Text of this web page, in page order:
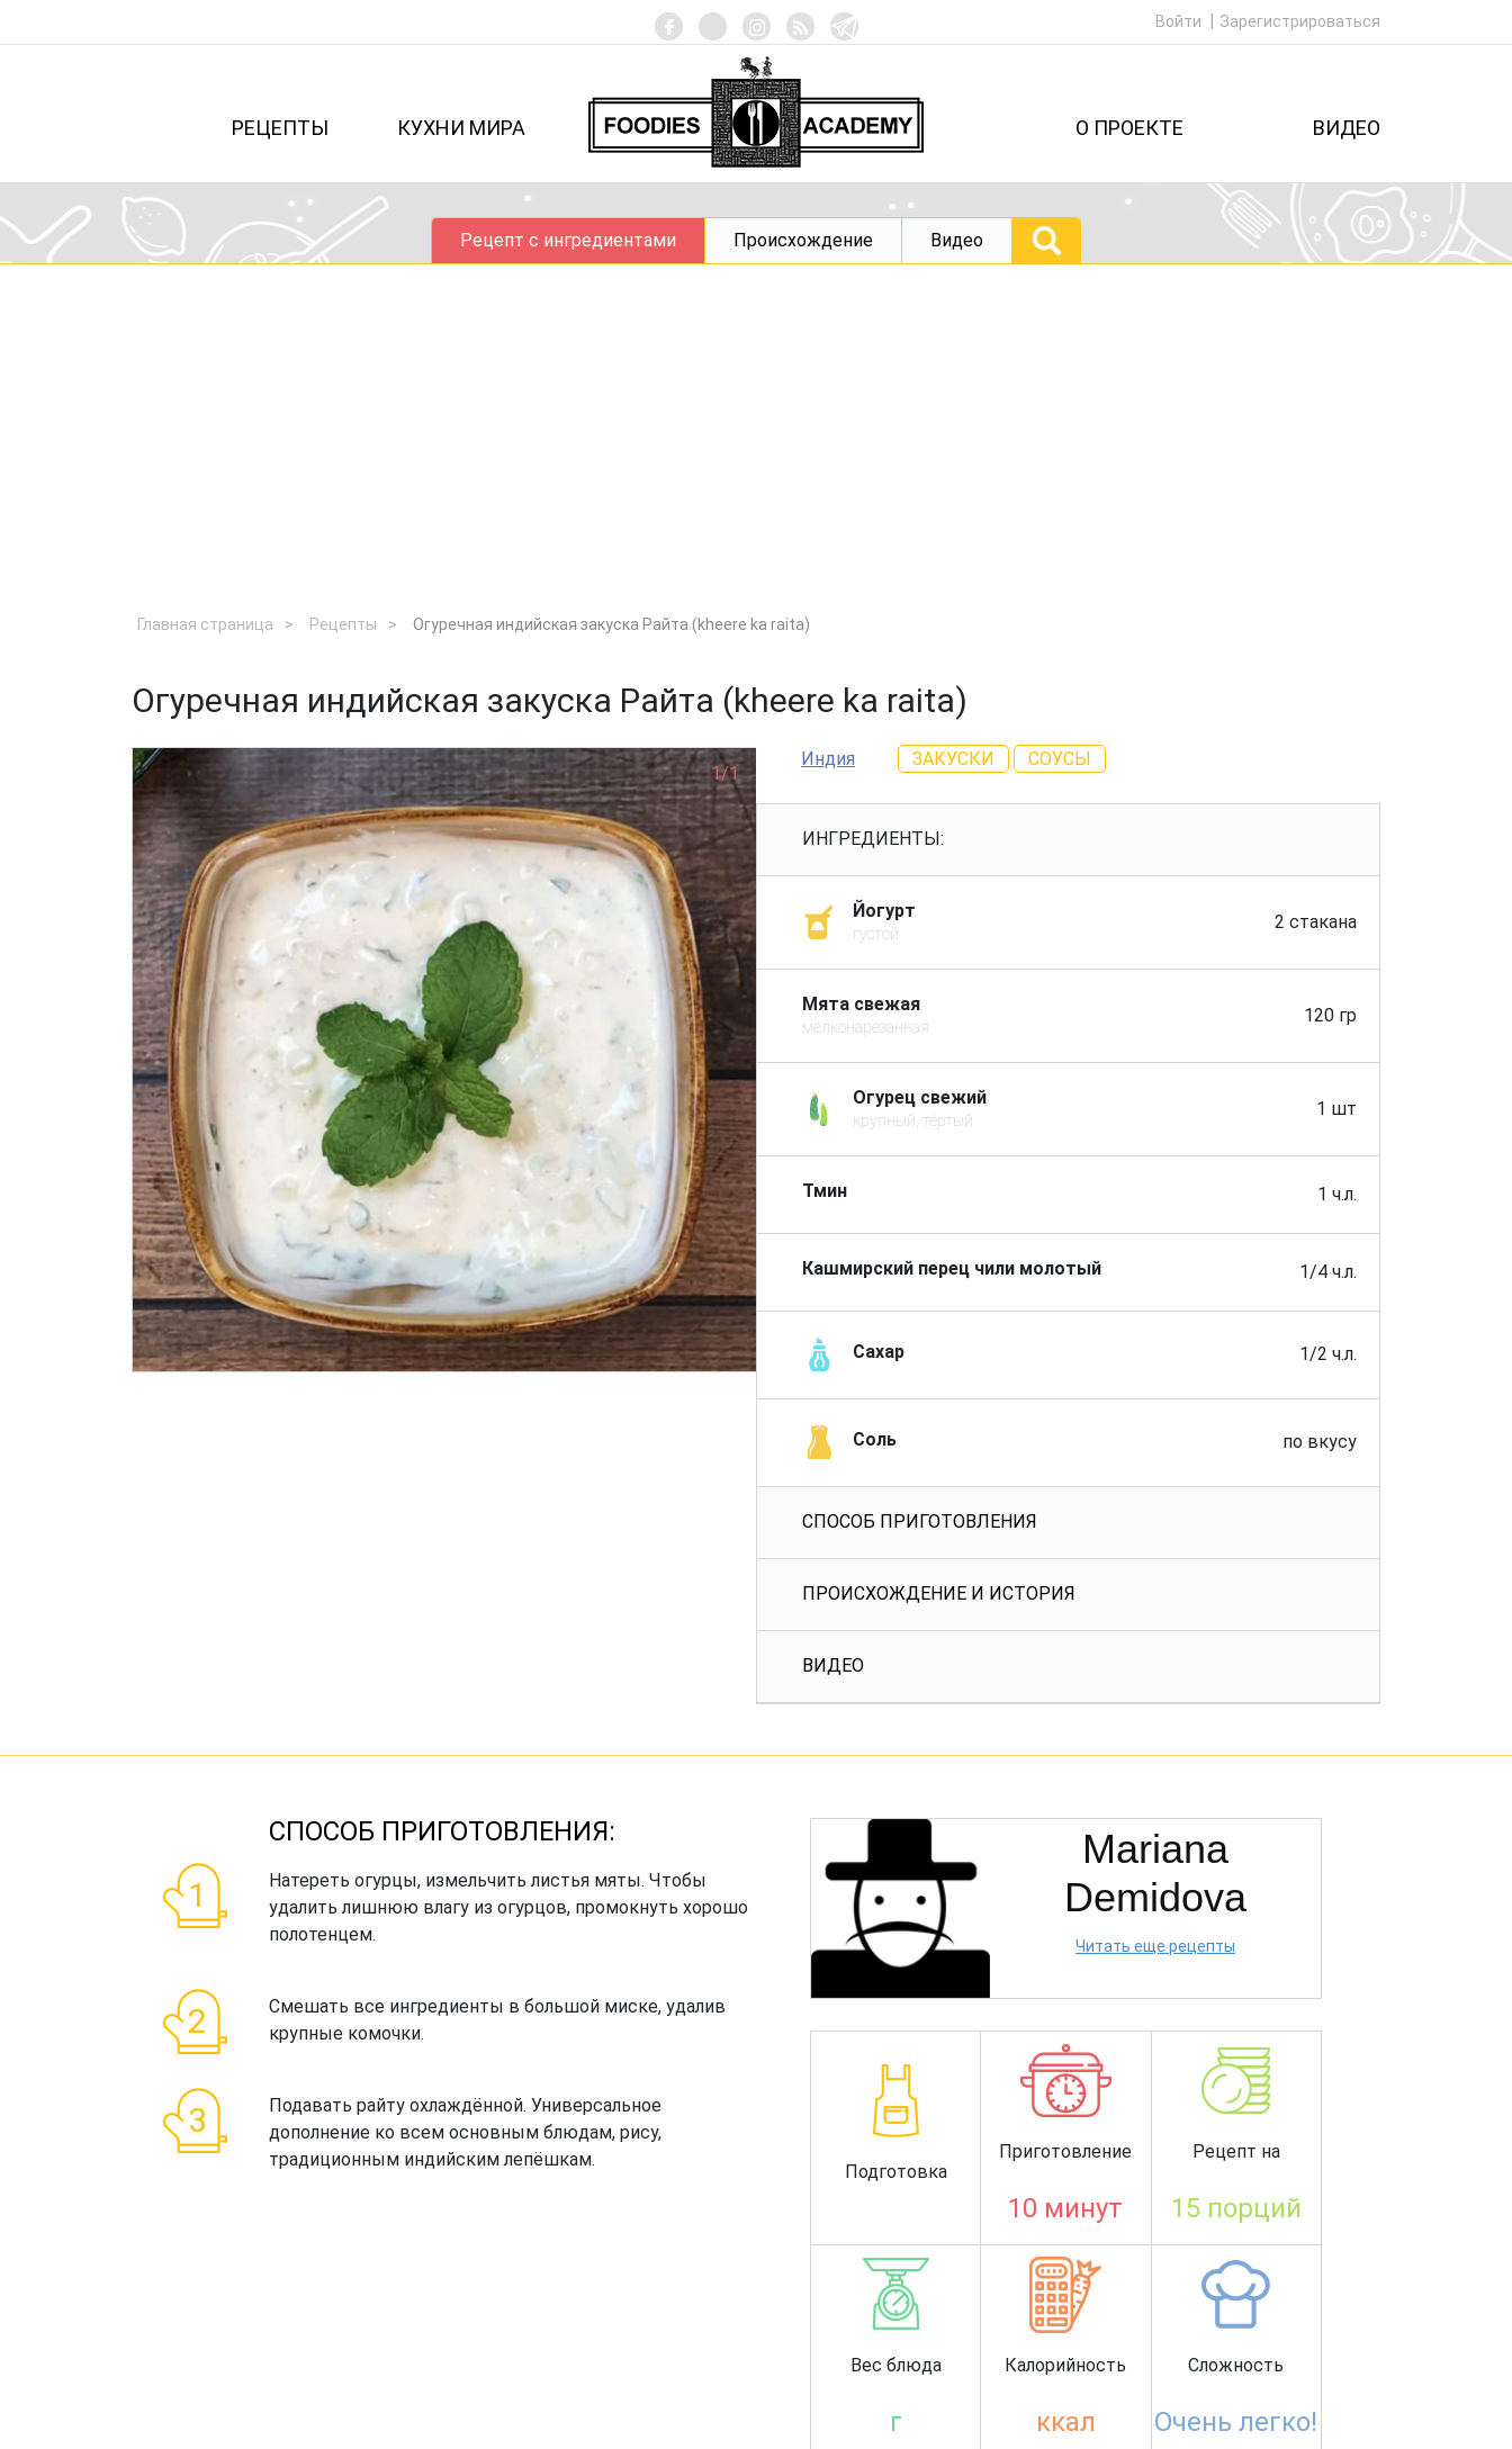
Войти Зарегистрироваться
РЕЦЕПТЫ КУХНИ МИРА О ПРОЕКТЕ ВИДЕО
Рецепт с ингредиентами Происхождение Видео
Главная страница Рецепты Огуречная индийская закуска Райта (kheere ka raita)
Огуречная индийская закуска Райта (kheere ka raita)
1/1
Индия ЗАКУСКИ СОУСЫ
ИНГРЕДИЕНТЫ:
Йогурт
густой
2 стакана
Мята свежая
мелконарезанная
120 гр
Огурец свежий
крупный, тёртый
1 шт
Тмин 1 ч.л.
Кашмирский перец чили молотый 1/4 ч.л.
Сахар 1/2 ч.л.
Соль по вкусу
СПОСОБ ПРИГОТОВЛЕНИЯ
ПРОИСХОЖДЕНИЕ И ИСТОРИЯ
ВИДЕО
СПОСОБ ПРИГОТОВЛЕНИЯ:
Натереть огурцы, измельчить листья мяты. Чтобы
удалить лишнюю влагу из огурцов, промокнуть хорошо
полотенцем.
Смешать все ингредиенты в большой миске, удалив
крупные комочки.
Подавать райту охлаждённой. Универсальное
дополнение ко всем основным блюдам, рису,
традиционным индийским лепёшкам.
Mariana
Demidova
Читать еще рецепты
Подготовка
Приготовление
10 минут
Рецепт на
15 порций
Вес блюда
г
Калорийность
ккал
Сложность
Очень легко!